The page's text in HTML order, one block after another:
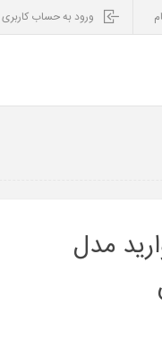
ورود به حساب کاربری
مدل